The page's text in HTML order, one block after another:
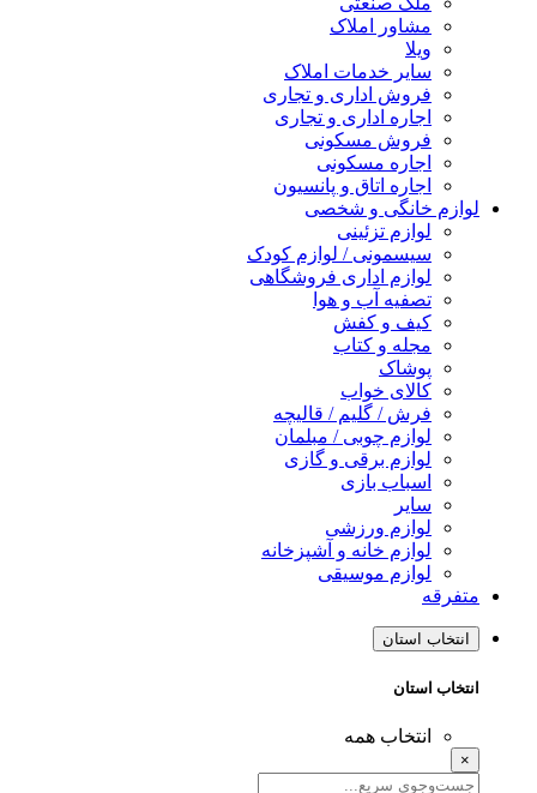
مشاور املاک
ویلا
سایر خدمات املاک
فروش اداری و تجاری
اجاره اداری و تجاری
فروش مسکونی
اجاره مسکونی
اجاره اتاق و پانسیون
لوازم خانگی و شخصی
لوازم تزئینی
سیسمونی / لوازم کودک
لوازم اداری فروشگاهی
تصفیه آب و هوا
کیف و کفش
مجله و کتاب
پوشاک
کالای خواب
فرش / گلیم / قالیچه
لوازم چوبی / مبلمان
لوازم برقی و گازی
اسباب بازی
سایر
لوازم ورزشی
لوازم خانه و آشپزخانه
لوازم موسیقی
متفرقه
انتخاب استان
انتخاب استان
انتخاب همه
×